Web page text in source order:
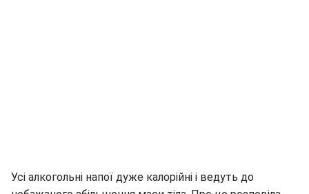
Усі алкогольні напої дуже калорійні і ведуть до